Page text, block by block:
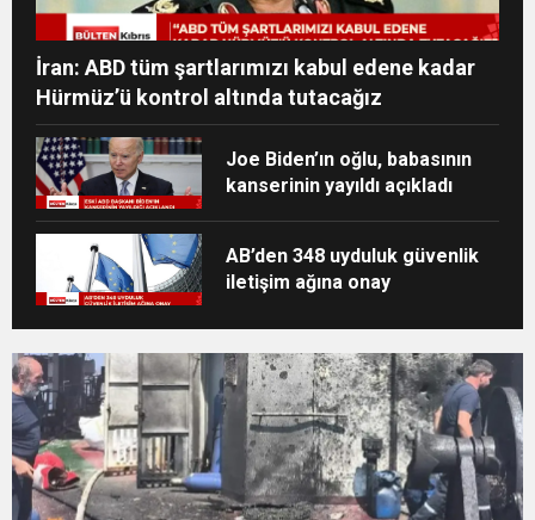
İran: ABD tüm şartlarımızı kabul edene kadar
Hürmüz’ü kontrol altında tutacağız
Joe Biden’ın oğlu, babasının
kanserinin yayıldı açıkladı
AB’den 348 uyduluk güvenlik
iletişim ağına onay